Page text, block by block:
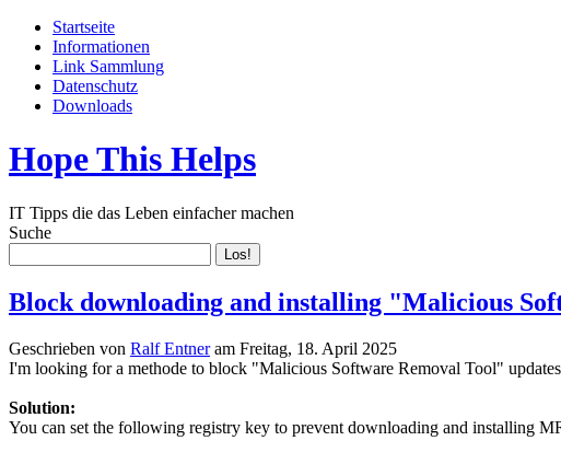
Startseite
Informationen
Link Sammlung
Datenschutz
Downloads
Hope This Helps
IT Tipps die das Leben einfacher machen
Suche
Block downloading and installing "Malicious
Geschrieben von Ralf Entneram Freitag, 18. April 2025
I'm looking for a methode to block "Malicious Software Removal Tool"
Solution:
You can set the following registry key to prevent downloading and installing